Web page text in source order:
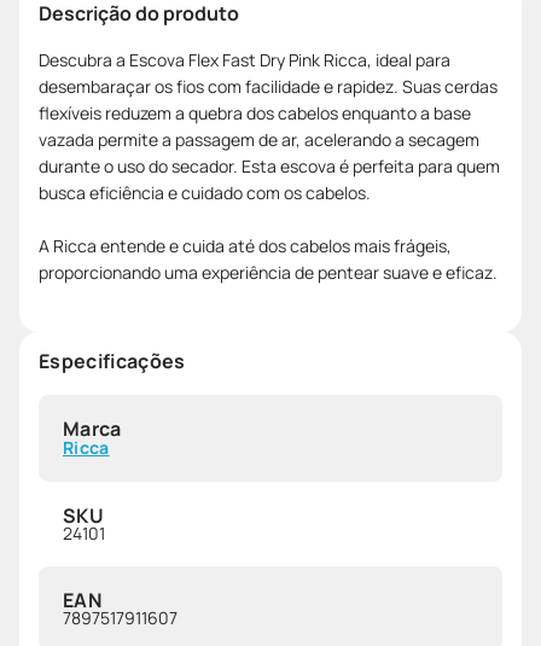
Descrição do produto
Descubra a Escova Flex Fast Dry Pink Ricca, ideal para
desembaraçar os fios com facilidade e rapidez. Suas cerdas
flexíveis reduzem a quebra dos cabelos enquanto a base
vazada permite a passagem de ar, acelerando a secagem
durante o uso do secador. Esta escova é perfeita para quem
busca eficiência e cuidado com os cabelos.
A Ricca entende e cuida até dos cabelos mais frágeis,
proporcionando uma experiência de pentear suave e eficaz.
Especificações
Marca
Ricca
SKU
24101
EAN
7897517911607